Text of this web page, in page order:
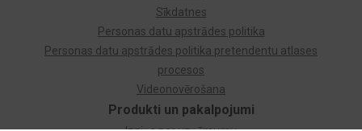
Produkti un pakalpojumi
Sīkdatnes
Personas datu apstrādes politika
Personas datu apstrādes politika pretendentu atlases
procesos
Videonovērošana